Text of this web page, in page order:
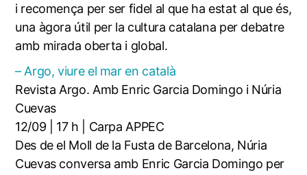
i recomença per ser fidel al que ha estat al que és,
una àgora útil per la cultura catalana per debatre
amb mirada oberta i global.
– Argo, viure el mar en català
Revista Argo. Amb Enric Garcia Domingo i Núria
Cuevas
12/09 | 17 h | Carpa APPEC
Des de el Moll de la Fusta de Barcelona, Núria
Cuevas conversa amb Enric Garcia Domingo per